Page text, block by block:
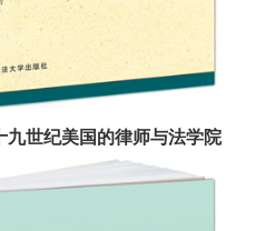
世纪美国的律师与法学院